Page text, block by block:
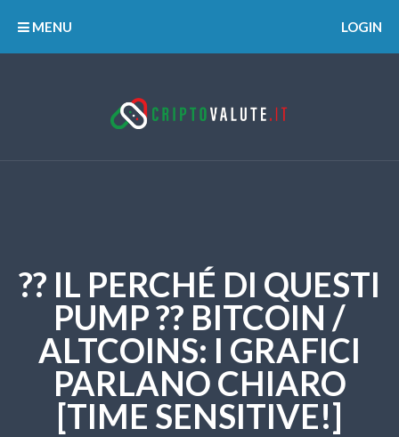
MENU LOGIN
?? IL PERCHÉ DI QUESTI
PUMP ?? BITCOIN /
ALTCOINS: I GRAFICI
PARLANO CHIARO
[TIME SENSITIVE!]